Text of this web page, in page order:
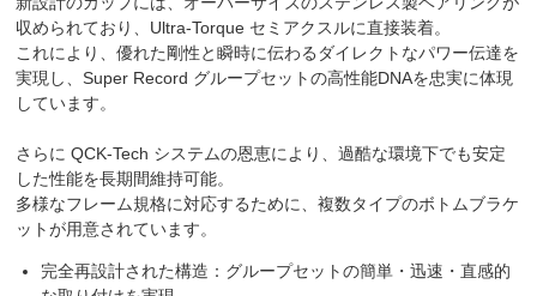
収められており、Ultra-Torque セミアクスルに直接装着。
これにより、優れた剛性と瞬時に伝わるダイレクトなパワー伝達を
実現し、Super Record グループセットの高性能DNAを忠実に体現
しています。
さらに QCK-Tech システムの恩恵により、過酷な環境下でも安定
した性能を長期間維持可能。
多様なフレーム規格に対応するために、複数タイプのボトムブラケ
ットが用意されています。
完全再設計された構造：グループセットの簡単・迅速・直感的